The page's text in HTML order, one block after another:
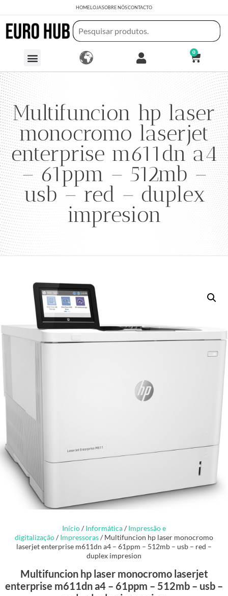
HOMELOJASOBRE NÓSCONTACTO
0
Multifuncion hp laser
monocromo laserjet
enterprise m611dn a4
– 61ppm – 512mb –
usb – red – duplex
impresion
Início/ Informática/ Impressão e
digitalização/ Impressoras/ Multifuncion hp laser monocromo
laserjet enterprise m611dn a4 – 61ppm – 512mb – usb – red –
duplex impresion
Multifuncion hp laser monocromo laserjet
enterprise m611dn a4 – 61ppm – 512mb – usb –